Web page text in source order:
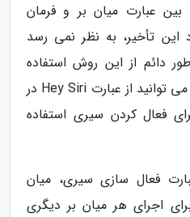
عبارت میان بر و فرمان
تأخیر، به نظر نمی رسد
دائم از این روش استفاده
نمایند؛ با این حال، همچنان می توانید از عبارت Hey Siri در
فعال کردن سیری استفاده
فعال سازی سیری، میان
اجرای هر میان بر دیگری